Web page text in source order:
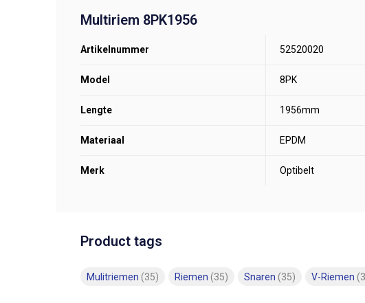
Multiriem 8PK1956
Artikelnummer 52520020
Model 8PK
Lengte 1956mm
Materiaal EPDM
Merk Optibelt
Product tags
Mulitriemen (35) Riemen (35) Snaren (35) V-Riemen